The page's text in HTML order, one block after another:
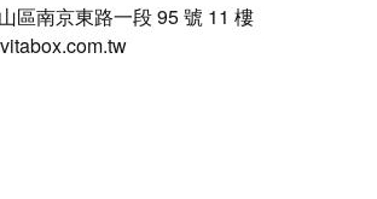
區南京東路一段 95 號 11 樓